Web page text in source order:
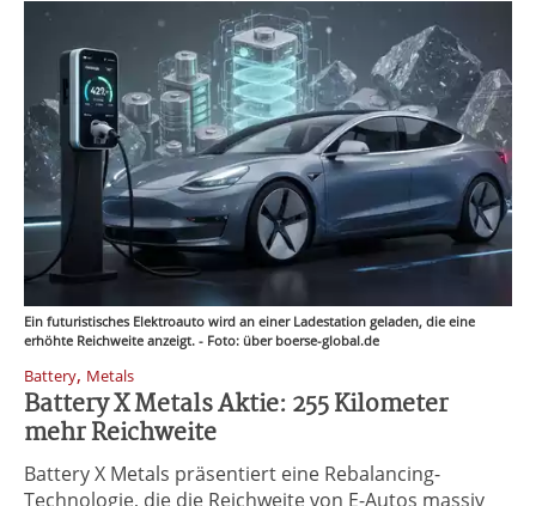
Ein futuristisches Elektroauto wird an einer Ladestation geladen, die eine
erhöhte Reichweite anzeigt. - Foto: über boerse-global.de
Battery, Metals
Battery X Metals Aktie: 255 Kilometer
mehr Reichweite
Battery X Metals präsentiert eine Rebalancing-
Technologie, die die Reichweite von E-Autos massiv